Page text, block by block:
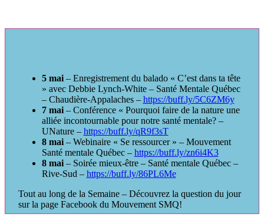
5 mai– Enregistrement du balado « C’est dans ta tête
» avec Debbie Lynch-White – Santé Mentale Québec
– Chaudière-Appalaches – https://buff.ly/5C6ZM6y
7 mai – Conférence « Pourquoi faire de la nature une
alliée incontournable pour notre santé mentale? –
UNature – https://buff.ly/qR9f3sT
8 mai– Webinaire « Se ressourcer » – Mouvement
Santé mentale Québec – https://buff.ly/zn6i4K3
8 mai– Soirée mieux-être – Santé mentale Québec –
Rive-Sud – https://buff.ly/86PL6Me
Tout au long de la Semaine – Découvrez la question du jour
sur la page Facebook du Mouvement SMQ!